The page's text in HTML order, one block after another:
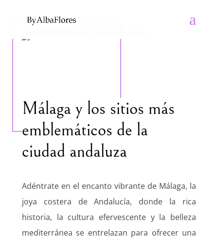
Málaga y los sitios más
emblemáticos de la
ciudad andaluza
Adéntrate en el encanto vibrante de Málaga, la
joya costera de Andalucía, donde la rica
historia, la cultura efervescente y la belleza
mediterránea se entrelazan para ofrecer una